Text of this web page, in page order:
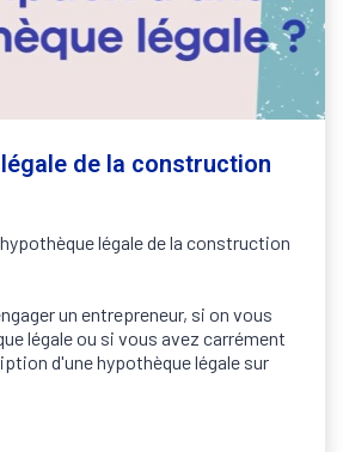
de la construction
légale de la construction
un entrepreneur, si on vous
légale ou si vous avez carrément
d'une hypothèque légale sur